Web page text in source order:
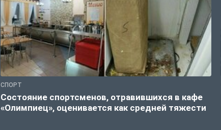
СПОРТ
Состояние спортсменов, отравившихся в кафе
«Олимпиец», оценивается как средней тяжести